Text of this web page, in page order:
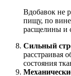
Вдобавок не
пищу, по вине
расщелины и
Сильный
расстраивая
состояния